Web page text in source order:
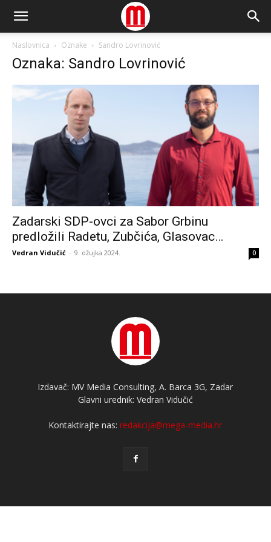
Naslovnica Oznake Sandro Lovrinović
Oznaka: Sandro Lovrinović
Zadarski SDP-ovci za Sabor Grbinu
predložili Radetu, Zubčića, Glasovac…
Vedran Vidučić - 9. ožujka 2024. 0
Izdavač: MV Media Consulting, A. Barca 3G, Zadar
Glavni urednik: Vedran Vidučić
Kontaktirajte nas:redakcija@mega-media.hr